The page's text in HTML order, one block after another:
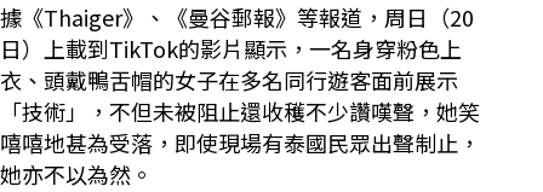
據《Thaiger》、《曼谷郵報》等報道，周日（20
日）上載到TikTok的影片顯示，一名身穿粉色上
衣、頭戴鴨舌帽的女子在多名同行遊客面前展示
「技術」，不但未被阻止還收穫不少讚嘆聲，她笑
嘻嘻地甚為受落，即使現場有泰國民眾出聲制止，
她亦不以為然。